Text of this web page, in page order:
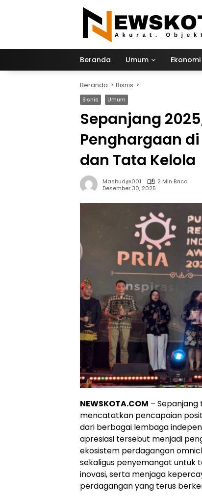
Beranda Umum Ekonomi
Beranda Bisnis
Bisnis Umum
Sepanjang
Penghargaan
dan Tata Kelola
Masbud@001
2 Min Baca
Desember 30, 2025
NEWSKOTA.COM – Sepanjang
mencatatkan pencapaian
dari berbagai lembaga
apresiasi tersebut menjadi
ekosistem perdagangan
sekaligus penyemangat untuk
inovasi, serta menjaga
perdagangan yang terus